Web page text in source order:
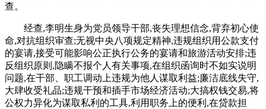
查。
经查,李明生身为党员领导干部,丧失理想信念,背弃初心使
命,对抗组织审查;无视中央八项规定精神,违规组织用公款支付
的宴请,接受可能影响公正执行公务的宴请和旅游活动安排;违
反组织原则,隐瞒不报个人有关事项,在组织函询时不如实说明
问题,在干部、职工调动上违规为他人谋取利益;廉洁底线失守,
大肆收受礼品;违规干预和插手市场经济活动;大搞权钱交易,将
公权力异化为谋取私利的工具,利用职务上的便利,在贷款担